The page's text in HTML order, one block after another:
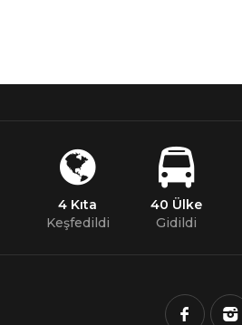
4 Kıta
Keşfedildi
40 Ülke
Gidildi